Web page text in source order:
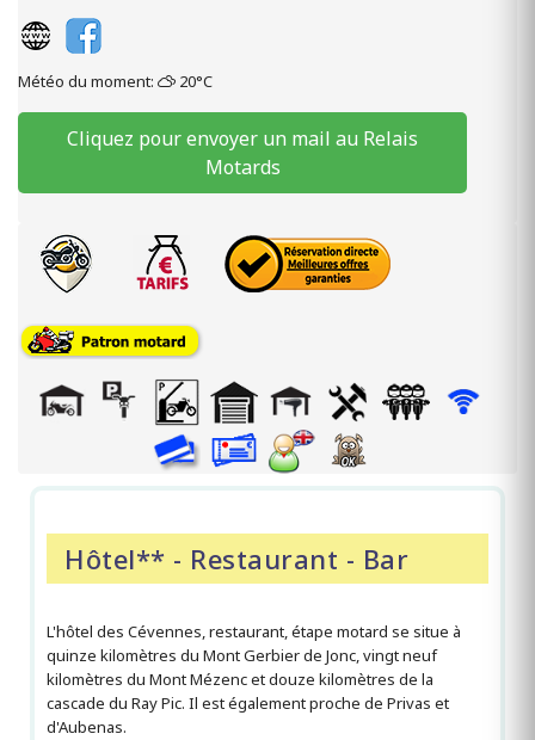
Météo du moment: 20°C
Cliquez pour envoyer un mail au Relais
Motards
Hôtel** - Restaurant - Bar
L'hôtel des Cévennes, restaurant, étape motard se situe à
quinze kilomètres du Mont Gerbier de Jonc, vingt neuf
kilomètres du Mont Mézenc et douze kilomètres de la
cascade du Ray Pic. Il est également proche de Privas et
d'Aubenas.